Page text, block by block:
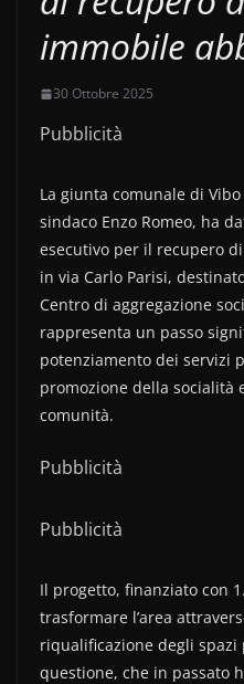
immobile
30 Ottobre 2025
Pubblicità
La giunta comunale di
sindaco Enzo Romeo, ha
esecutivo per il recupero
in via Carlo Parisi,
Centro di aggregazione
rappresenta un passo
potenziamento dei servizi
promozione della socialità
comunità.
Pubblicità
Pubblicità
Il progetto, finanziato con
trasformare l’area
riqualificazione degli spazi
questione, che in passato